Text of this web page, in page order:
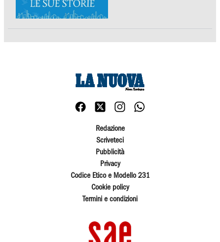
Redazione
Scriveteci
Pubblicità
Privacy
Codice Etico e Modello 231
Cookie policy
Termini e condizioni